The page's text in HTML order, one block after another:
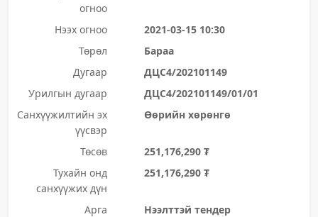
огноо
Нээх огноо
2021-03-15 10:30
Төрөл
Бараа
Дугаар
ДЦС4/202101149
Урилгын дугаар
ДЦС4/202101149/01/01
Санхүүжилтийн эх
үүсвэр
Өөрийн хөрөнгө
Төсөв
251,176,290 ₮
Тухайн онд
санхүүжих дүн
251,176,290 ₮
Арга
Нээлттэй тендер